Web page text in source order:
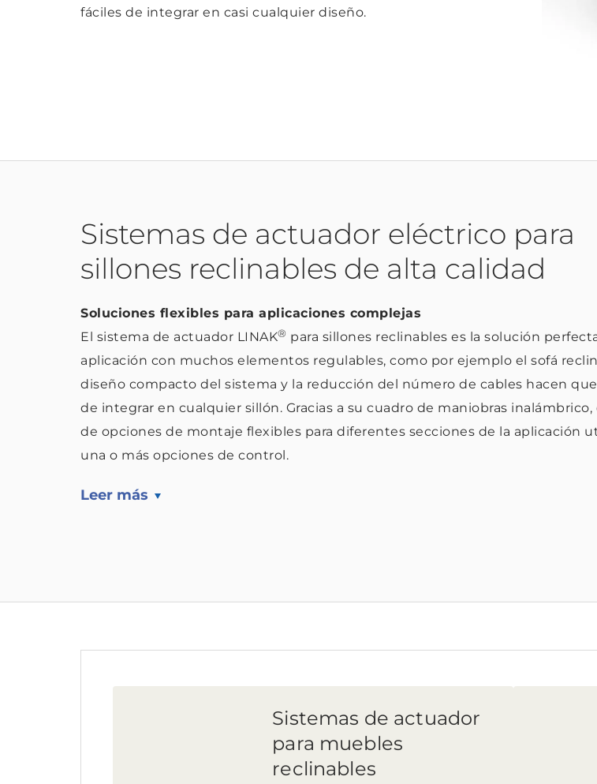
fáciles de integrar en casi cualquier diseño.
Sistemas de actuador eléctrico para
sillones reclinables de alta calidad
Soluciones flexibles para aplicaciones complejas
El sistema de actuador LINAK® para sillones reclinables es la solución
aplicación con muchos elementos regulables, como por ejemplo el sofá
diseño compacto del sistema y la reducción del número de cables hacen que
de integrar en cualquier sillón. Gracias a su cuadro de maniobras inalámbrico,
de opciones de montaje flexibles para diferentes secciones de la aplicación
una o más opciones de control.
Leer más
Sistemas de actuador
para muebles
reclinables